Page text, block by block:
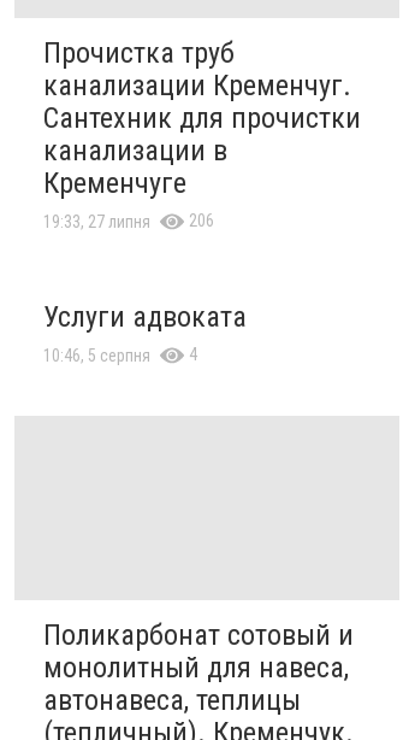
Прочистка труб
канализации Кременчуг.
Сантехник для прочистки
канализации в
Кременчуге
19:33, 27 липня 206
Услуги адвоката
10:46, 5 серпня 4
Поликарбонат сотовый и
монолитный для навеса,
автонавеса, теплицы
(тепличный). Кременчук.